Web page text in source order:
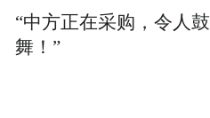
“中方正在采购，令人鼓
舞！”